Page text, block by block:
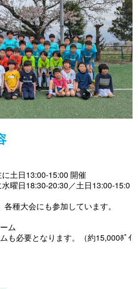
土日13:00-15:00 開催
曜日18:30-20:30／土日13:00-15:0
種大会にも参加しています。
ム
も必要となります。（約15,000ﾎﾟｲ